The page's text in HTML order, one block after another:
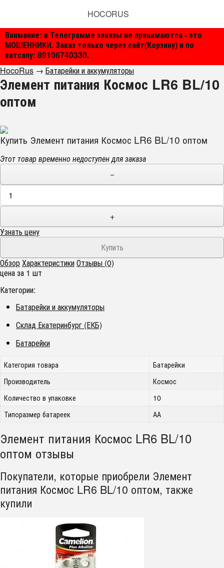
Внимание: в Телеграмме заказы не принимаются - это
МОШЕННИКИ. Заказ только через сайт(Корзину) и по
ватсапу: 89106740330.
HOCORUS
HocoRus → Батарейки и аккумуляторы
Элемент питания Космос LR6 BL/10
оптом
Купить Элемент питания Космос LR6 BL/10 оптом
Этот товар временно недоступен для заказа
−
+
Узнать цену
ОбзорХарактеристикиОтзывы (0)
цена за 1 шт
Категории:
Батарейки и аккумуляторы
Склад Екатеринбург (ЕКБ)
Батарейки
Категория товара
Батарейки
Производитель
Космос
Количество в упаковке
10
Типоразмер батареек
АА
Элемент питания Космос LR6 BL/10
оптом отзывы
Покупатели, которые приобрели Элемент
питания Космос LR6 BL/10 оптом, также
купили